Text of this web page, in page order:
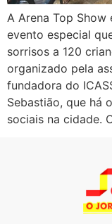
A Arena Top
evento especial
sorrisos a 120
organizado pela
fundadora do
Sebastião, que há
sociais na cidade.